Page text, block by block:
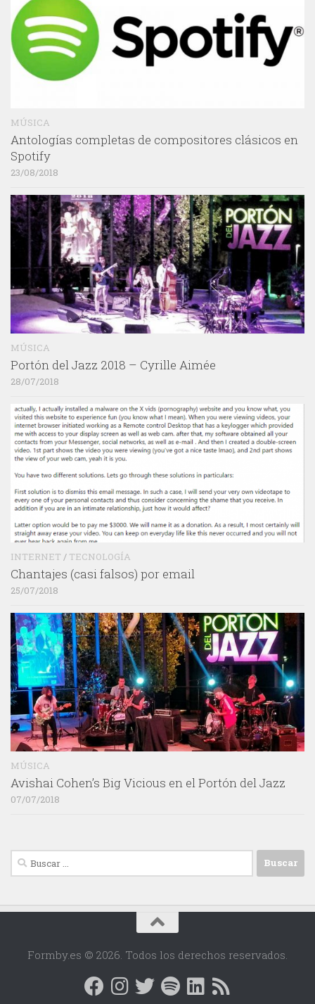
MÚSICA
Antologías completas de compositores clásicos en
Spotify
23/08/2018
MÚSICA
Portón del Jazz 2018 – Cyrille Aimée
28/07/2018
INTERNET / TECNOLOGÍA
Chantajes (casi falsos) por email
25/07/2018
MÚSICA
Avishai Cohen’s Big Vicious en el Portón del Jazz
07/07/2018
Buscar:
Formby.es © 2026. Todos los derechos reservados.